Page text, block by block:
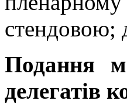
стендовою;
Подання
делегатів